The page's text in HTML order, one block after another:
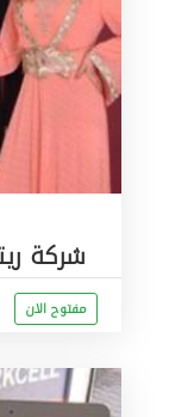
شركة
مفتوح الان